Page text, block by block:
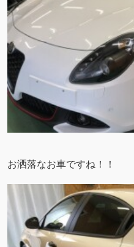
お洒落なお車ですね！！